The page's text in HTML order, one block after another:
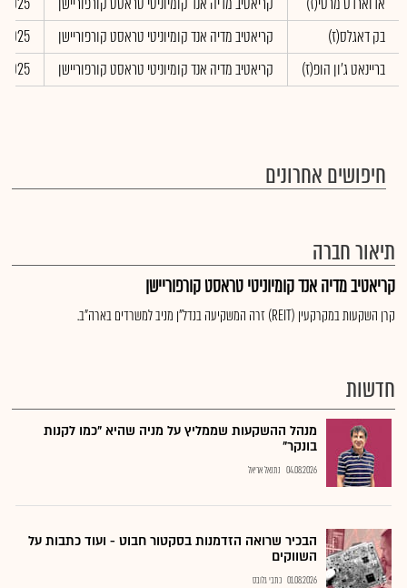
בק דאגלס(ז)
קריאטיב מדיה אנד קומיוניטי טראסט קורפוריישן
בריינאט ג'ון הופ(ז)
קריאטיב מדיה אנד קומיוניטי טראסט קורפוריישן
חיפושים אחרונים
תיאור חברה
קריאטיב מדיה אנד קומיוניטי טראסט קורפוריישן
קרן השקעות במקרקעין (REIT) זרה המשקיעה בנדל"ן מניב למשרדים בארה"ב.
חדשות
מנהל ההשקעות שממליץ על מניה שהיא "כמו לקנות
בונקר"
04.08.2026 נתנאל אריאל
הבכיר שרואה הזדמנות בסקטור חבוט - ועוד כתבות על
השווקים
01.08.2026 כתבי גלובס